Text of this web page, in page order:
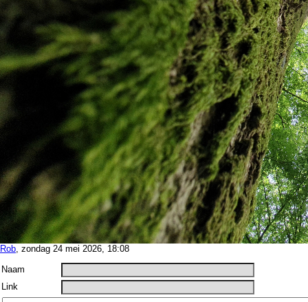
Rob, zondag 24 mei 2026, 18:08
Naam
Link